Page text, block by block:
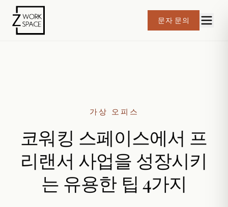
문자 문의
가상 오피스
코워킹 스페이스에서 프
리랜서 사업을 성장시키
는 유용한 팁 4가지